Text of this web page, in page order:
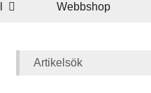
Webbshop
Artikelsök